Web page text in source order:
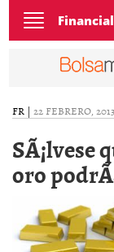
Toggle
navigation
FR | 22 FEBRERO, 2013
SÃ¡lvese
oro